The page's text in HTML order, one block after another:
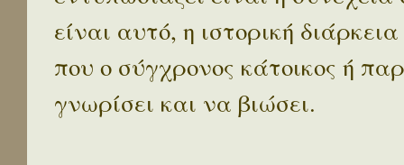
είναι αυτό, η ιστορική
που ο σύγχρονος κάτοικος ή
γνωρίσει και να βιώσει.